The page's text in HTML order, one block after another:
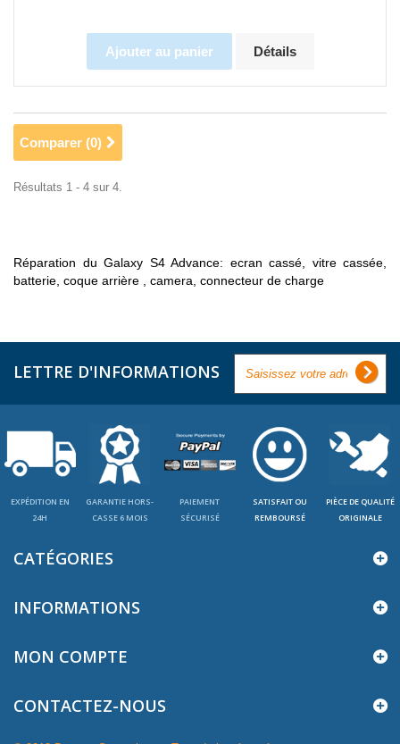
Ajouter au panier Détails
Comparer (0)
Résultats 1 - 4 sur 4.
Réparation du Galaxy S4 Advance: ecran cassé, vitre cassée,
batterie, coque arrière , camera, connecteur de charge
LETTRE D'INFORMATIONS
EXPÉDITION EN
24H
GARANTIE HORS-
CASSE 6 MOIS
PAIEMENT
SÉCURISÉ
SATISFAIT OU
REMBOURSÉ
PIÈCE DE QUALITÉ
ORIGINALE
CATÉGORIES
INFORMATIONS
MON COMPTE
CONTACTEZ-NOUS